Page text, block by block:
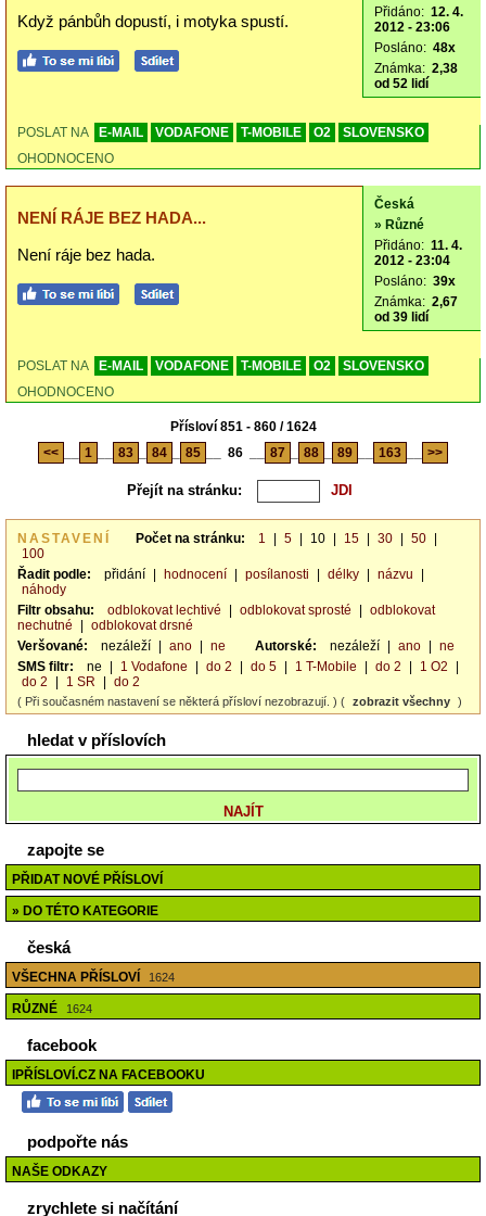
Když pánbůh dopustí, i motyka spustí.
Přidáno: 12. 4.
2012 - 23:06
Posláno: 48x
Známka: 2,38
od 52 lidí
POSLAT NA E-MAIL VODAFONE T-MOBILE O2
SLOVENSKO
OHODNOCENO
NENÍ RÁJE BEZ HADA...
Není ráje bez hada.
Česká
» Různé
Přidáno: 11. 4.
2012 - 23:04
Posláno: 39x
Známka: 2,67
od 39 lidí
POSLAT NA E-MAIL VODAFONE T-MOBILE O2
SLOVENSKO
OHODNOCENO
Přísloví 851 - 860 / 1624
<<
1 83 84 85 86 87 88 89 163 >>
Přejít na stránku:
NASTAVENÍ Počet na stránku: 1 5 10 15 30 50
100
Řadit podle:
přidání hodnocení posílanosti délky názvu
náhody
Filtr obsahu:
odblokovat lechtivé odblokovat sprosté
odblokovat
nechutné
odblokovat drsné
Veršované:
nezáleží ano ne Autorské: nezáleží ano
ne
SMS filtr:
ne 1 Vodafone do 2 do 5 1 T-Mobile do 2 1 O2
do 2
1 SR do 2
( Při současném nastavení se některá přísloví nezobrazují. ) ( zobrazit všechny )
hledat v příslovích
zapojte se
PŘIDAT NOVÉ PŘÍSLOVÍ
» DO TÉTO KATEGORIE
česká
VŠECHNA PŘÍSLOVÍ 1624
RŮZNÉ 1624
facebook
IPŘÍSLOVÍ.CZ NA FACEBOOKU
podpořte nás
NAŠE ODKAZY
zrychlete si načítání